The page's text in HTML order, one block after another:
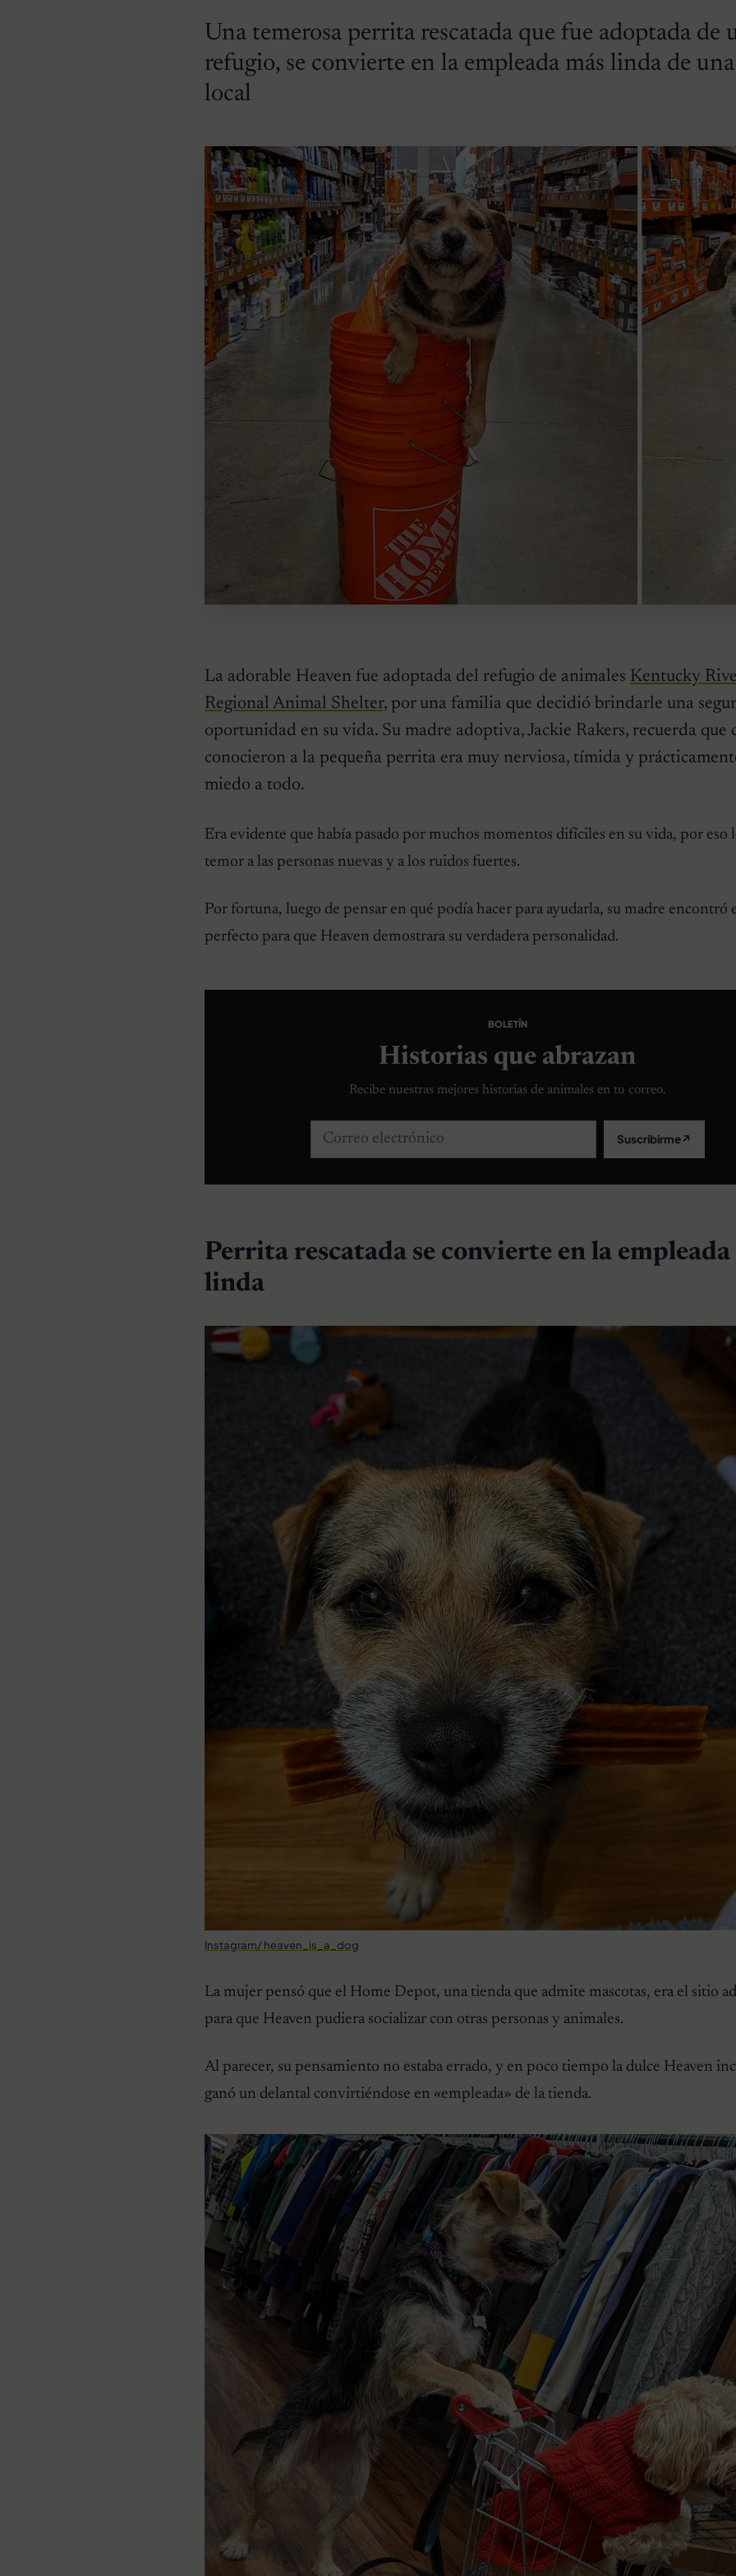
Una temerosa perrita rescatada que fue adoptada de
refugio, se convierte en la empleada más linda de
local
La adorable Heaven fue adoptada del refugio de animales Kentucky
Regional Animal Shelter, por una familia que decidió brindarle una
oportunidad en su vida. Su madre adoptiva, Jackie Rakers, recuerda que
conocieron a la pequeña perrita era muy nerviosa, tímida y
miedo a todo.
Era evidente que había pasado por muchos momentos difíciles en su vida, por eso
temor a las personas nuevas y a los ruidos fuertes.
Por fortuna, luego de pensar en qué podía hacer para ayudarla, su madre encontró
perfecto para que Heaven demostrara su verdadera personalidad.
BOLETÍN
Historias que abrazan
Recibe nuestras mejores historias de animales en tu correo.
Correo electrónico Suscribirme↗
Perrita rescatada se convierte en la empleada
linda
Instagram/ heaven_is_a_dog
La mujer pensó que el Home Depot, una tienda que admite mascotas, era el sitio
para que Heaven pudiera socializar con otras personas y animales.
Al parecer, su pensamiento no estaba errado, y en poco tiempo la dulce Heaven
ganó un delantal convirtiéndose en «empleada» de la tienda.